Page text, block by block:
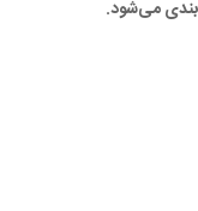
می‌شود.